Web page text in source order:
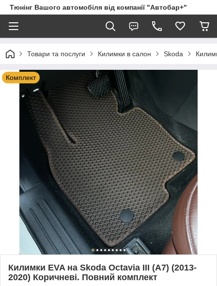
Тюнінг Вашого автомобіля від компанії "Автобар+"
Товари та послуги Килимки в салон Skoda
Комплект
Килимки EVA на Skoda Octavia III (A7) (2013-
2020) Коричневі. Повний комплект